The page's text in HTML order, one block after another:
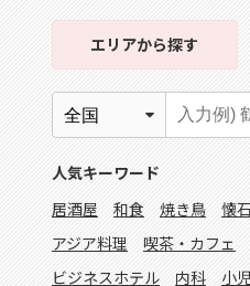
エリアから探す
人気キーワード
居酒屋
和食 焼き鳥 懐
アジア料理
喫茶・カフェ
ビジネスホテル
内科 小